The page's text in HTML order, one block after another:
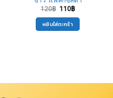
120฿ Original
was:
120฿.
110฿Current
is:
หยิบใส่ตะกร้า